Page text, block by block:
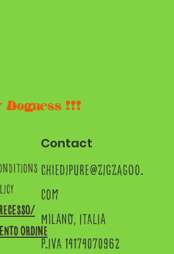
Dogness !!!
ordine
Contact
chiedipure@zigzagoo.
com
MILANO, ITALIA
P.IVA 14174070962